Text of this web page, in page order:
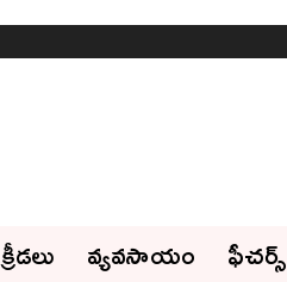
క్రీడలు వ్యవసాయం ఫీచ‌ర్స్ ‌